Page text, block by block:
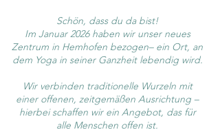
​Schön, dass du da bist!
Im Januar 2026 haben wir unser neues
Zentrum in Hemhofen bezogen– ein Ort, an
dem Yoga in seiner Ganzheit lebendig wird.​
Wir verbinden traditionelle Wurzeln mit
einer offenen, zeitgemäßen Ausrichtung –
hierbei schaffen wir ein Angebot, das für
alle Menschen offen ist.